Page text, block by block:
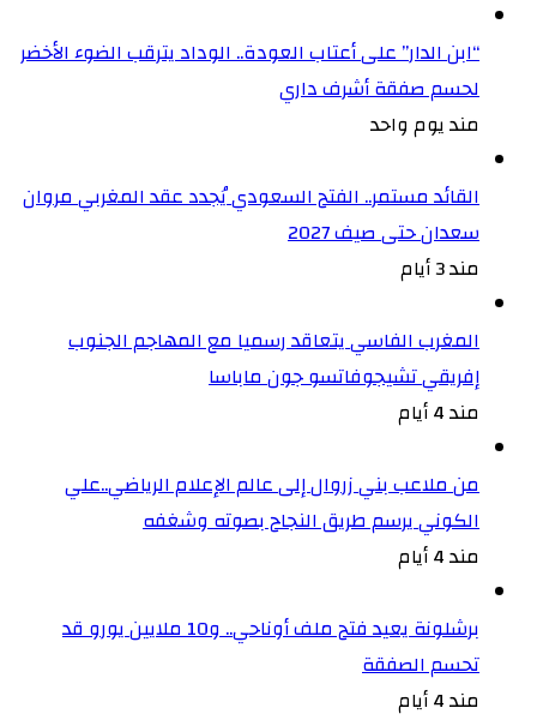
“ابن الدار” على أعتاب العودة.. الوداد يترقب الضوء الأخضر
لحسم صفقة أشرف داري
مند يوم واحد
القائد مستمر.. الفتح السعودي يُجدد عقد المغربي مروان
سعدان حتى صيف 2027
مند 3 أيام
المغرب الفاسي يتعاقد رسميا مع المهاجم الجنوب
إفريقي تشيجوفاتسو جون ماباسا
مند 4 أيام
من ملاعب بني زروال إلى عالم الإعلام الرياضي..علي
الكوني يرسم طريق النجاح بصوته وشغفه
مند 4 أيام
برشلونة يعيد فتح ملف أوناحي.. و10 ملايين يورو قد
تحسم الصفقة
مند 4 أيام